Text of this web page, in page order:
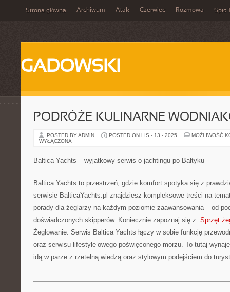
Strona główna Archiwum Atak Czerwiec Rozmowa Spis
GADOWSKI
PODRÓŻE KULINARNE
POSTED BY ADMIN POSTED ON LIS - 13 - 2025
MOŻLIWOŚĆ
WYŁĄCZONA
Baltica Yachts – wyjątkowy serwis o jachtingu po Bałtyku
Baltica Yachts to przestrzeń, gdzie komfort spotyka się z
serwisie BalticaYachts.pl znajdziesz kompleksowe treści na
porady dla żeglarzy na każdym poziomie zaawansowania – od
doświadczonych skipperów. Koniecznie zapoznaj się z: Sprzęt
Żeglowanie. Serwis Baltica Yachts łączy w sobie funkcję
oraz serwisu lifestyle’owego poświęconego morzu. To tutaj
idą w parze z rzetelną wiedzą oraz stylowym podejściem do